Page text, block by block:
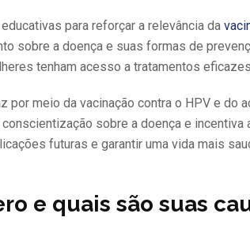
para reforçar a relevância da
sobre a doença e suas formas de
tenham acesso a tratamentos
meio da vacinação contra o HPV e do
sobre a doença e incentiva
futuras e garantir uma vida mais
e quais são suas